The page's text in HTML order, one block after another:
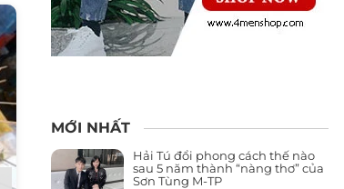
MỚI NHẤT
Hải Tú đổi phong cách thế nào
sau 5 năm thành “nàng thơ” của
Sơn Tùng M-TP